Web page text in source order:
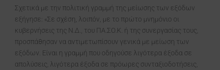
Σχετικά με την πολιτική γραμμή της μείωσης των εξόδων
εξήγησε: «Σε σχέση, λοιπόν, με το πρώτο μνημόνιο οι
κυβερνήσεις της Ν.Δ., του ΠΑ.ΣΟ.Κ. ή της συνεργασίας τους,
προσπάθησαν να αντιμετωπίσουν γενικά με μείωση των
εξόδων. Είναι η γραμμή που οδηγούσε λιγότερα έξοδα σε
απολύσεις, λιγότερα έξοδα σε πρόωρες συνταξιοδοτήσεις,